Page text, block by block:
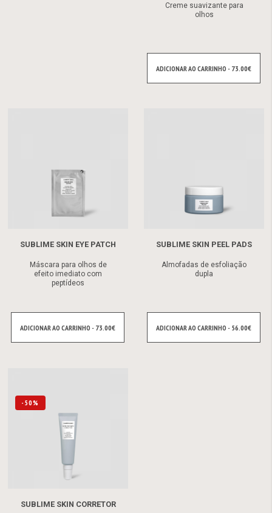
Creme suavizante para
olhos
ADICIONAR AO CARRINHO - 73.00€
SUBLIME SKIN EYE PATCH
Máscara para olhos de
efeito imediato com
peptídeos
ADICIONAR AO CARRINHO - 73.00€
SUBLIME SKIN PEEL PADS
Almofadas de esfoliação
dupla
ADICIONAR AO CARRINHO - 56.00€
SUBLIME SKIN CORRETOR
-50%